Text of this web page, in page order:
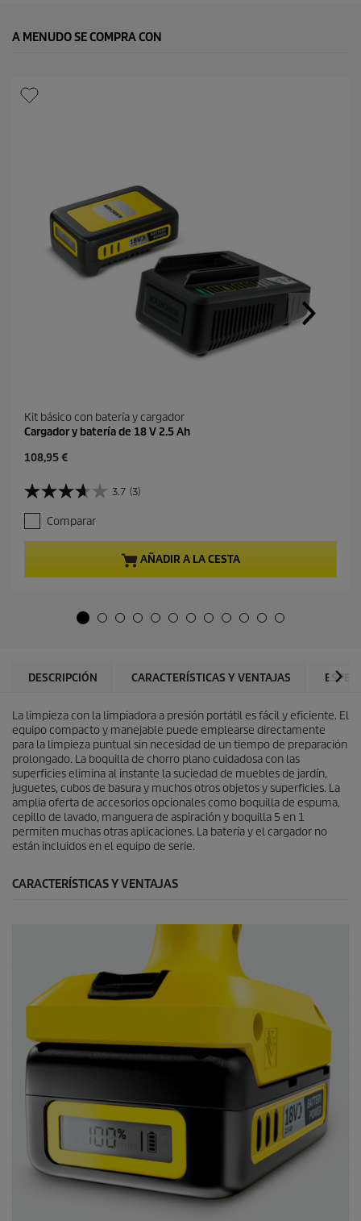
A MENUDO SE COMPRA CON
Kit básico con batería y cargador
Cargador y batería de 18 V 2.5 Ah
P
e
c
i
o
a
u
c
t
o
108,95 €
3.7 (3)
3
.
7
d
3
r
e
s
e
ñ
a
s
Comparar
AÑADIR A LA CESTA
DESCRIPCIÓN CARACTERÍSTICAS Y VENTAJAS
La limpieza con la limpiadora a presión portátil es fácil y eficiente. El
equipo compacto y manejable puede emplearse directamente
para la limpieza puntual sin necesidad de un tiempo de preparación
prolongado. La boquilla de chorro plano cuidadosa con las
superficies elimina al instante la suciedad de muebles de jardín,
juguetes, cubos de basura y muchos otros objetos y superficies. La
amplia oferta de accesorios opcionales como boquilla de espuma,
cepillo de lavado, manguera de aspiración y boquilla 5 en 1
permiten muchas otras aplicaciones. La batería y el cargador no
están incluidos en el equipo de serie.
CARACTERÍSTICAS Y VENTAJAS